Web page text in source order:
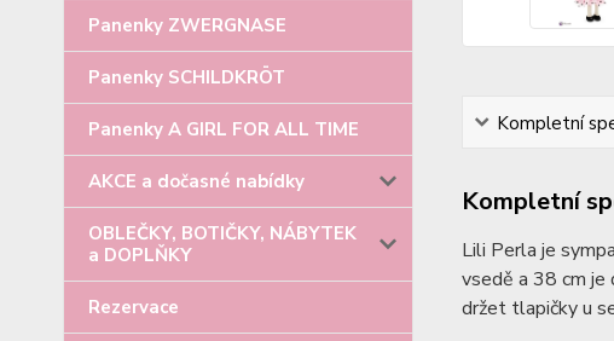
Panenky ZWERGNASE
Panenky SCHILDKRÖT
Panenky A GIRL FOR ALL TIME
AKCE a dočasné nabídky
OBLEČKY, BOTIČKY, NÁBYTEK
a DOPLŇKY
Rezervace
Kompletní
Kompletní
Lili Perla je
vsedě a 38 cm je
držet tlapičky u